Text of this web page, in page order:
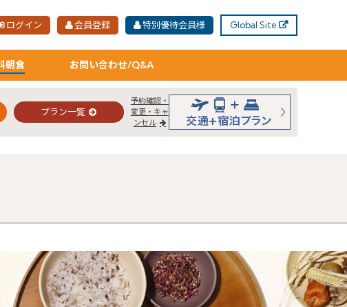
ログイン 会員登録 特別優待会員様 Global Site
朝食 お問い合わせ/Q&A
プラン一覧
予約確認・
変更・キャ
ンセル